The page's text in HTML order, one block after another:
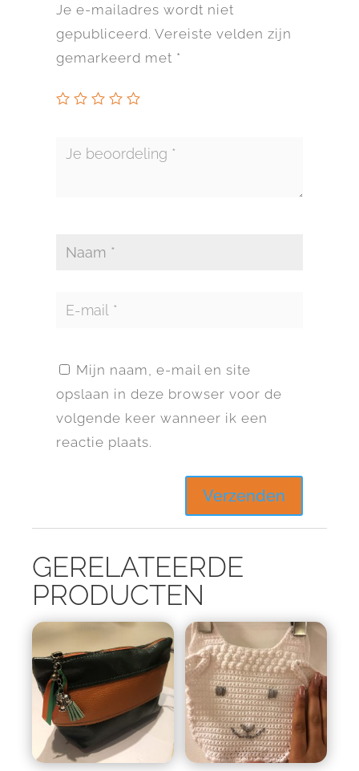
Je e-mailadres wordt niet
gepubliceerd. Vereiste velden zijn
gemarkeerd met *
Mijn naam, e-mail en site
opslaan in deze browser voor de
volgende keer wanneer ik een
reactie plaats.
GERELATEERDE
PRODUCTEN